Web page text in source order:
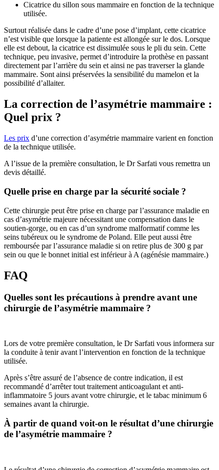
Cicatrice du sillon sous mammaire en fonction de la technique
utilisée.
Surtout réalisée dans le cadre d’une pose d’implant, cette cicatrice
n’est visible que lorsque la patiente est allongée sur le dos. Lorsque
elle est debout, la cicatrice est dissimulée sous le pli du sein. Cette
technique, peu invasive, permet d’introduire la prothèse en passant
directement par l’arrière du sein et ainsi ne pas traverser la glande
mammaire. Sont ainsi préservées la sensibilité du mamelon et la
possibilité d’allaiter.
La correction de l’asymétrie mammaire :
Quel prix ?
Les prix d’une correction d’asymétrie mammaire varient en fonction
de la technique utilisée.
A l’issue de la première consultation, le Dr Sarfati vous remettra un
devis détaillé.
Quelle prise en charge par la sécurité sociale ?
Cette chirurgie peut être prise en charge par l’assurance maladie en
cas d’asymétrie majeure nécessitant une compensation dans le
soutien-gorge, ou en cas d’un syndrome malformatif comme les
seins tubéreux ou le syndrome de Poland. Elle peut aussi être
remboursée par l’assurance maladie si on retire plus de 300 g par
sein ou que le bonnet initial est inférieur à A (agénésie mammaire.)
FAQ
Quelles sont les précautions à prendre avant une
chirurgie de l’asymétrie mammaire ?
Lors de votre première consultation, le Dr Sarfati vous informera sur
la conduite à tenir avant l’intervention en fonction de la technique
utilisée.
Après s’être assuré de l’absence de contre indication, il est
recommandé d’arrêter tout traitement anticoagulant et anti-
inflammatoire 5 jours avant votre chirurgie, et le tabac minimum 6
semaines avant la chirurgie.
À partir de quand voit-on le résultat d’une chirurgie
de l’asymétrie mammaire ?